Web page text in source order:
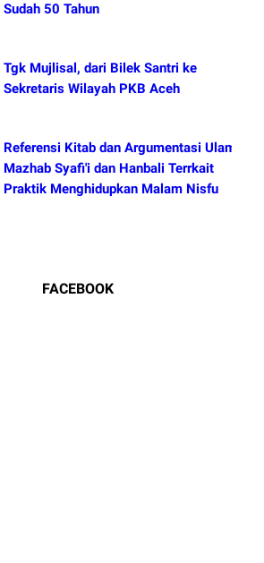
Sudah 50 Tahun
Tgk Mujlisal, dari Bilek Santri ke
Sekretaris Wilayah PKB Aceh
Referensi Kitab dan Argumentasi Ulama
Mazhab Syafi'i dan Hanbali Terrkait
Praktik Menghidupkan Malam Nisfu
FACEBOOK